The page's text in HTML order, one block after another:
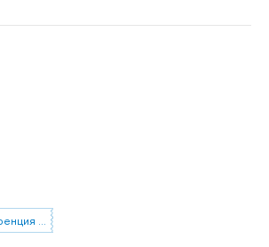
Апрельская конференция ВШЭ